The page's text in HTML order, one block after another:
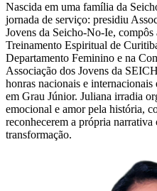
Nascida em uma família da
jornada de serviço: presidiu
Jovens da Seicho-No-Ie,
Treinamento Espiritual de
Departamento Feminino e na
Associação dos Jovens da
honras nacionais e
em Grau Júnior. Juliana irradia
emocional e amor pela história,
reconhecerem a própria
transformação.